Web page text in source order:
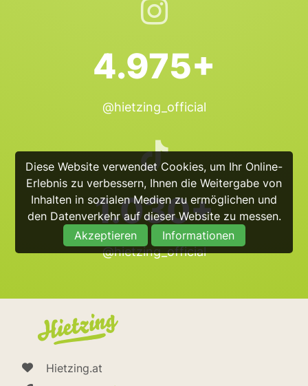
Diese Website verwendet Cookies, um Ihr Online-
Erlebnis zu verbessern, Ihnen die Weitergabe von
Inhalten in sozialen Medien zu ermöglichen und
den Datenverkehr auf dieser Website zu messen.
Akzeptieren
Informationen
4.975+
@hietzing_official
1.030+
@hietzing_official
Hietzing.at